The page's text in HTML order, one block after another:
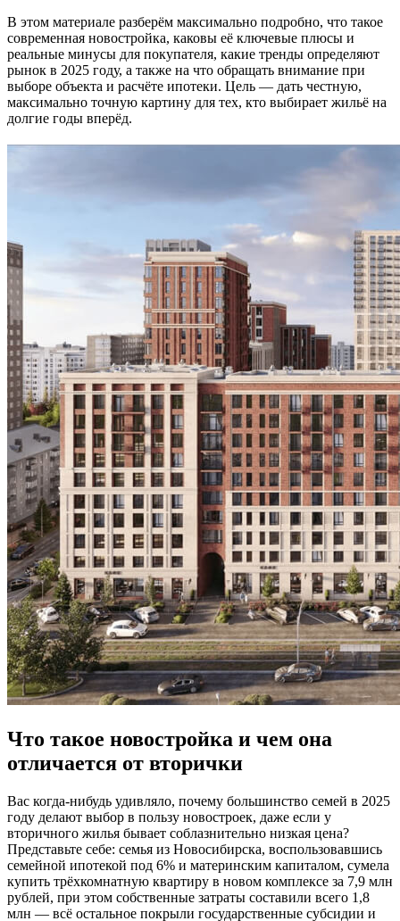
В этом материале разберём максимально подробно, что такое
современная новостройка, каковы её ключевые плюсы и
реальные минусы для покупателя, какие тренды определяют
рынок в 2025 году, а также на что обращать внимание при
выборе объекта и расчёте ипотеки. Цель — дать честную,
максимально точную картину для тех, кто выбирает жильё на
долгие годы вперёд.
Что такое новостройка и чем она
отличается от вторички
Вас когда-нибудь удивляло, почему большинство семей в 2025
году делают выбор в пользу новостроек, даже если у
вторичного жилья бывает соблазнительно низкая цена?
Представьте себе: семья из Новосибирска, воспользовавшись
семейной ипотекой под 6% и материнским капиталом, сумела
купить трёхкомнатную квартиру в новом комплексе за 7,9 млн
рублей, при этом собственные затраты составили всего 1,8
млн — всё остальное покрыли государственные субсидии и